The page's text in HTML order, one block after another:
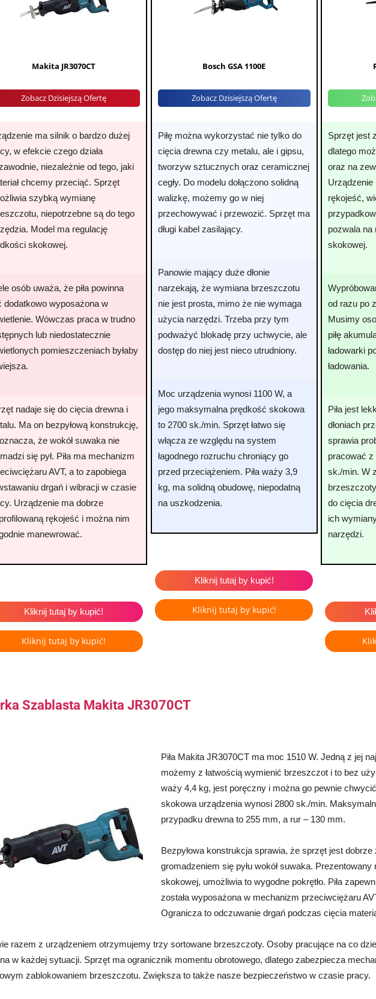
Makita JR3070CT
Zobacz Dzisiejszą Ofertę
ma silnik o bardzo dużej
w efekcie czego działa
niezależnie od tego, jaki
chcemy przeciąć. Sprzęt
szybką wymianę
niepotrzebne są do tego
Model ma regulację
skokowej.
osób uważa, że piła powinna
dodatkowo wyposażona w
Wówczas praca w trudno
lub niedostatecznie
pomieszczeniach byłaby
nadaje się do cięcia drewna i
Ma on bezpyłową konstrukcję,
że wokół suwaka nie
się pył. Piła ma mechanizm
AVT, a to zapobiega
drgań i wibracji w czasie
Urządzenie ma dobrze
rękojeść i można nim
manewrować.
Kliknij tutaj by kupić!
Kliknij tutaj by kupić!
Bosch GSA 1100E
Zobacz Dzisiejszą Ofertę
Piłę można wykorzystać nie tylko do
cięcia drewna czy metalu, ale i gipsu,
tworzyw sztucznych oraz ceramicznej
cegły. Do modelu dołączono solidną
walizkę, możemy go w niej
przechowywać i przewozić. Sprzęt ma
długi kabel zasilający.
Panowie mający duże dłonie
narzekają, że wymiana brzeszczotu
nie jest prosta, mimo że nie wymaga
użycia narzędzi. Trzeba przy tym
podważyć blokadę przy uchwycie, ale
dostęp do niej jest nieco utrudniony.
Moc urządzenia wynosi 1100 W, a
jego maksymalna prędkość skokowa
to 2700 sk./min. Sprzęt łatwo się
włącza ze względu na system
łagodnego rozruchu chroniący go
przed przeciążeniem. Piła waży 3,9
kg, ma solidną obudowę, niepodatną
na uszkodzenia.
Kliknij tutaj by kupić!
Kliknij tutaj by kupić!
Sprzęt jest
dlatego
oraz na
rękojeść,
pozwala na
skokowej.
od razu po
Musimy
piłę
ładowarki
ładowania.
Piła jest
dłoniach
sprawia
pracować z
sk./min. W
do cięcia
ich
narzędzi.
Szablasta Makita JR3070CT
Piła Makita JR3070CT ma moc 1510 W. Jedną z jej
możemy z łatwością wymienić brzeszczot i to bez
waży 4,4 kg, jest poręczny i można go pewnie
skokowa urządzenia wynosi 2800 sk./min.
przypadku drewna to 255 mm, a rur – 130 mm.
Bezpyłowa konstrukcja sprawia, że sprzęt jest
gromadzeniem się pyłu wokół suwaka.
skokowej, umożliwia to wygodne pokrętło. Piła
została wyposażona w mechanizm przeciwciężaru
Ogranicza to odczuwanie drgań podczas cięcia
razem z urządzeniem otrzymujemy trzy sortowane brzeszczoty. Osoby pracujące na co
w każdej sytuacji. Sprzęt ma ogranicznik momentu obrotowego, dlatego zabezpiecza
zablokowaniem brzeszczotu. Zwiększa to także nasze bezpieczeństwo w czasie pracy.